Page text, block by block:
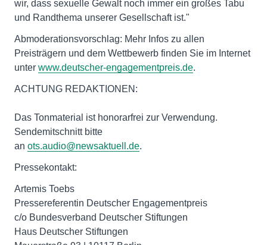
wir, dass sexuelle Gewalt noch immer ein großes Tabu
und Randthema unserer Gesellschaft ist."
Abmoderationsvorschlag: Mehr Infos zu allen
Preisträgern und dem Wettbewerb finden Sie im Internet
unter www.deutscher-engagementpreis.de.
ACHTUNG REDAKTIONEN:
Das Tonmaterial ist honorarfrei zur Verwendung.
Sendemitschnitt bitte
an ots.audio@newsaktuell.de.
Pressekontakt:
Artemis Toebs
Pressereferentin Deutscher Engagementpreis
c/o Bundesverband Deutscher Stiftungen
Haus Deutscher Stiftungen